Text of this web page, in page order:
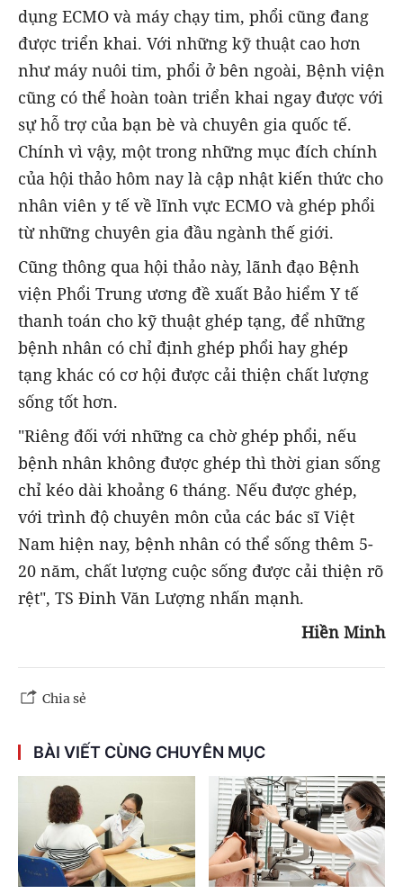
dụng ECMO và máy chạy tim, phổi cũng đang
được triển khai. Với những kỹ thuật cao hơn
như máy nuôi tim, phổi ở bên ngoài, Bệnh viện
cũng có thể hoàn toàn triển khai ngay được với
sự hỗ trợ của bạn bè và chuyên gia quốc tế.
Chính vì vậy, một trong những mục đích chính
của hội thảo hôm nay là cập nhật kiến thức cho
nhân viên y tế về lĩnh vực ECMO và ghép phổi
từ những chuyên gia đầu ngành thế giới.
Cũng thông qua hội thảo này, lãnh đạo Bệnh
viện Phổi Trung ương đề xuất Bảo hiểm Y tế
thanh toán cho kỹ thuật ghép tạng, để những
bệnh nhân có chỉ định ghép phổi hay ghép
tạng khác có cơ hội được cải thiện chất lượng
sống tốt hơn.
"Riêng đối với những ca chờ ghép phổi, nếu
bệnh nhân không được ghép thì thời gian sống
chỉ kéo dài khoảng 6 tháng. Nếu được ghép,
với trình độ chuyên môn của các bác sĩ Việt
Nam hiện nay, bệnh nhân có thể sống thêm 5-
20 năm, chất lượng cuộc sống được cải thiện rõ
rệt", TS Đinh Văn Lượng nhấn mạnh.
Hiền Minh
Chia sẻ
BÀI VIẾT CÙNG CHUYÊN MỤC